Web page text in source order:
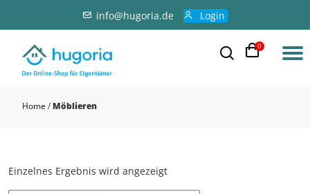
info@hugoria.de Login
0
Home / Möblieren
Einzelnes Ergebnis wird angezeigt